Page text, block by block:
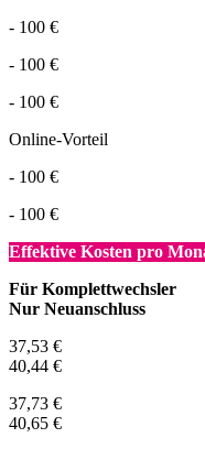
- 100 €
- 100 €
- 100 €
Online-Vorteil
- 100 €
- 100 €
Effektive Kosten pro
Für Komplettwechsler
Nur Neuanschluss
37,53 €
40,44 €
37,73 €
40,65 €